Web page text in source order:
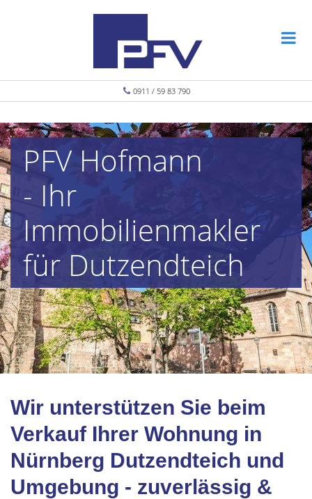
0911 / 59 83 790
PFV Hofmann
- Ihr
Immobilienmakler
für Dutzendteich
Wir unterstützen Sie beim
Verkauf Ihrer Wohnung in
Nürnberg Dutzendteich und
Umgebung - zuverlässig &